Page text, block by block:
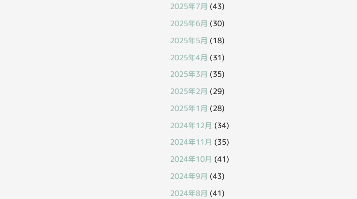
2025年7月 (43)
2025年6月 (30)
2025年5月 (18)
2025年4月 (31)
2025年3月 (35)
2025年2月 (29)
2025年1月 (28)
2024年12月 (34)
2024年11月 (35)
2024年10月 (41)
2024年9月 (43)
2024年8月 (41)